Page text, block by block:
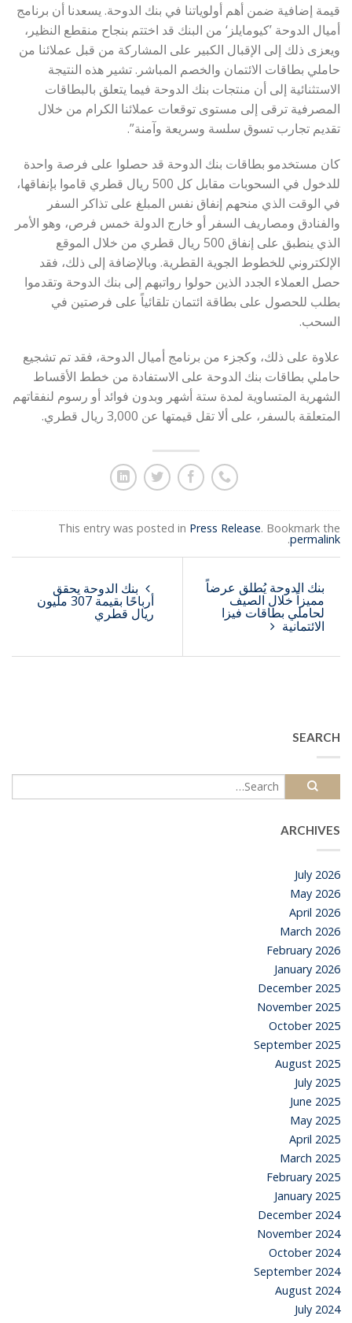
قيمة إضافية ضمن أهم أولوياتنا في بنك الدوحة. يسعدنا أن برنامج
أميال الدوحة ’كيومايلز‘ من البنك قد اختتم بنجاح منقطع النظير،
ويعزى ذلك إلى الإقبال الكبير على المشاركة من قبل عملائنا من
حاملي بطاقات الائتمان والخصم المباشر. تشير هذه النتيجة
الاستثنائية إلى أن منتجات بنك الدوحة فيما يتعلق بالبطاقات
المصرفية ترقى إلى مستوى توقعات عملائنا الكرام من خلال
تقديم تجارب تسوق سلسة وسريعة وآمنة”.
كان مستخدمو بطاقات بنك الدوحة قد حصلوا على فرصة واحدة
للدخول في السحوبات مقابل كل 500 ريال قطري قاموا بإنفاقها،
في الوقت الذي منحهم إنفاق نفس المبلغ على تذاكر السفر
والفنادق ومصاريف السفر أو خارج الدولة خمس فرص، وهو الأمر
الذي ينطبق على إنفاق 500 ريال قطري من خلال الموقع
الإلكتروني للخطوط الجوية القطرية. وبالإضافة إلى ذلك، فقد
حصل العملاء الجدد الذين حولوا رواتبهم إلى بنك الدوحة وتقدموا
بطلب للحصول على بطاقة ائتمان تلقائياً على فرصتين في
السحب.
علاوة على ذلك، وكجزء من برنامج أميال الدوحة، فقد تم تشجيع
حاملي بطاقات بنك الدوحة على الاستفادة من خطط الأقساط
الشهرية المتساوية لمدة ستة أشهر وبدون فوائد أو رسوم لنفقاتهم
المتعلقة بالسفر، على ألا تقل قيمتها عن 3,000 ريال قطري.
This entry was posted in Press Release. Bookmark the
permalink
.
بنك الدوحة يحقق
أرباحًا بقيمة 307 مليون
ريال قطري
بنك الدوحة يُطلق عرضاً
مميزاً خلال الصيف
لحاملي بطاقات فيزا
الائتمانية
SEARCH
ARCHIVES
July 2026
May 2026
April 2026
March 2026
February 2026
January 2026
December 2025
November 2025
October 2025
September 2025
August 2025
July 2025
June 2025
May 2025
April 2025
March 2025
February 2025
January 2025
December 2024
November 2024
October 2024
September 2024
August 2024
July 2024